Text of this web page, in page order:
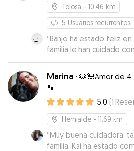
Tolosa - 10.46 km
5 Usuarios recurrentes
“Banjo ha estado feliz en
familia le han cuidado
familia y a nosotros nos
corriente de todo en
mensajes y fotos. No
contábamos con ellos, y
será la última. Eskerrik
Marina · 🐶🐩Amor de 4
🐾
5.0 (1
Hernialde - 11.69 km
“Muy buena cuidadora,
familia. Kai ha estado